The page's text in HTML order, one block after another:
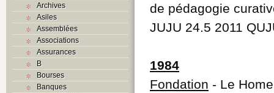
Archives
Asiles
Assemblées
Associations
Assurances
B
Bourses
Banques
de pédagogie
JUJU 24.5 2011
1984
Fondation - Le